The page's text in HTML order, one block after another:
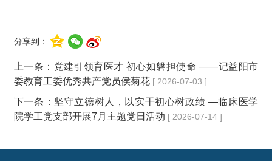
分享到：
上一条： 党建引领育医才 初心如磐担使命 ——记益阳市
委教育工委优秀共产党员侯菊花 [ 2026-07-03 ]
下一条： 坚守立德树人，以实干初心树政绩 —临床医学
院学工党支部开展7月主题党日活动 [ 2026-07-14 ]